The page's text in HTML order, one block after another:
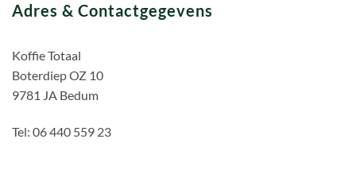
Adres & Contactgegevens
Koffie Totaal
Boterdiep OZ 10
9781 JA Bedum
Tel: 06 440 559 23